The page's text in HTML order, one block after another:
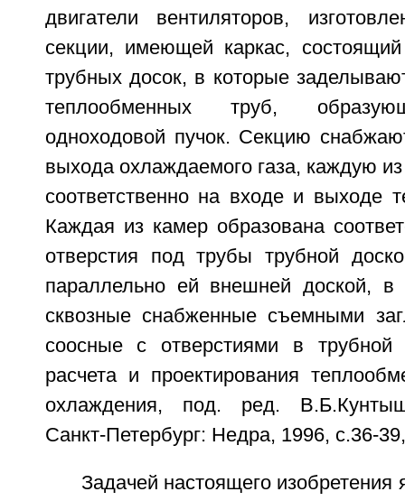
двигатели вентиляторов,
секции, имеющей каркас,
трубных досок, в которые
теплообменных труб,
одноходовой пучок. Секцию
выхода охлаждаемого газа, каждую
соответственно на входе и выходе
Каждая из камер образована
отверстия под трубы трубной
параллельно ей внешней доской, в
сквозные снабженные съемными
соосные с отверстиями в
расчета и проектирования
охлаждения, под. ред.
Санкт-Петербург: Недра, 1996, с.36-
Задачей настоящего